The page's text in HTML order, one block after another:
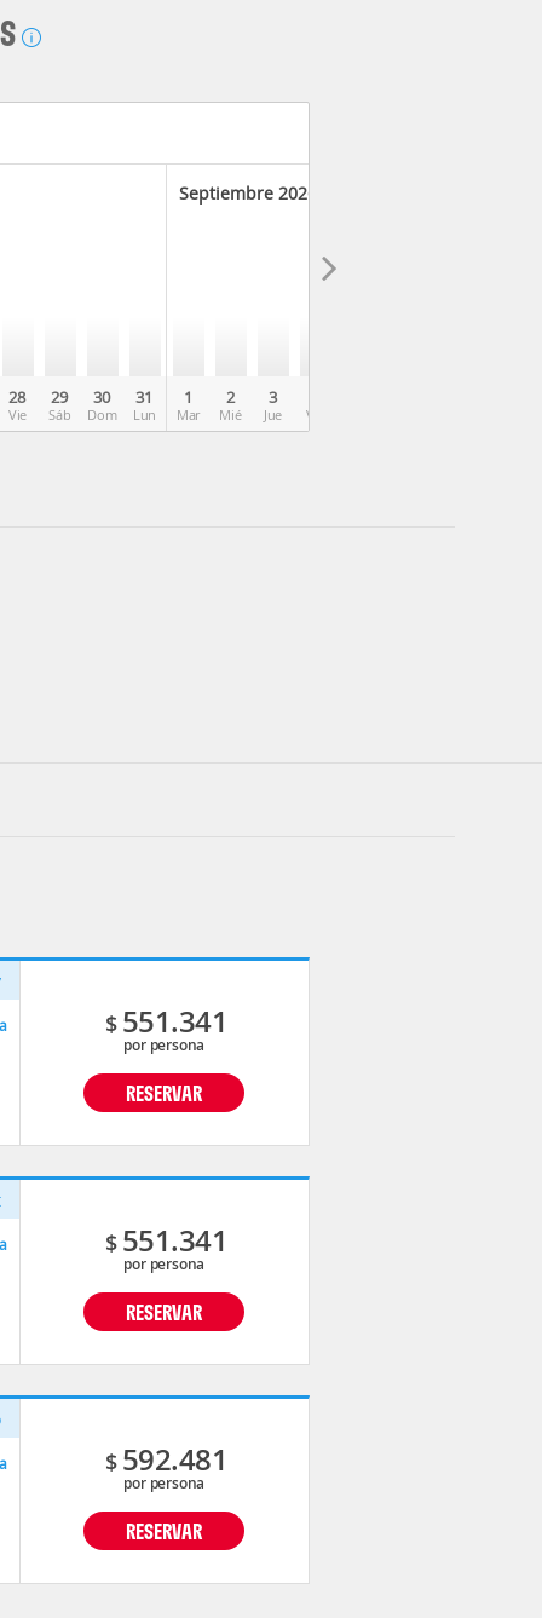
28
Vie
29
Sáb
30
Dom
31
Lun
Septiembre 2026
1
Mar
2
Mié
3
Jue Vie
$ 551.341
por persona
RESERVAR
$ 551.341
por persona
RESERVAR
$ 592.481
por persona
RESERVAR